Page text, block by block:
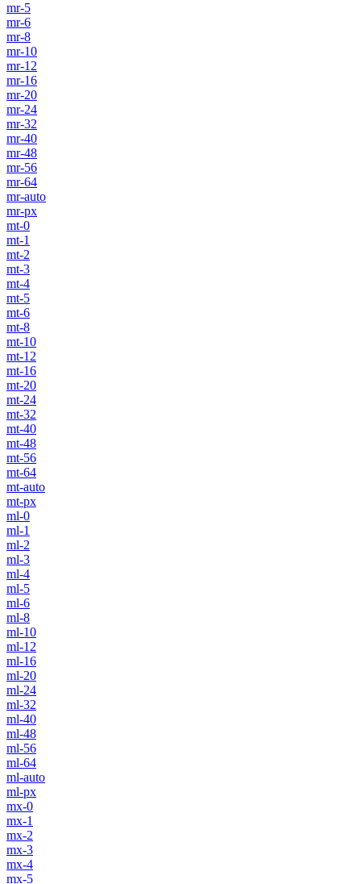
mr-5
mr-6
mr-8
mr-10
mr-12
mr-16
mr-20
mr-24
mr-32
mr-40
mr-48
mr-56
mr-64
mr-auto
mr-px
mt-0
mt-1
mt-2
mt-3
mt-4
mt-5
mt-6
mt-8
mt-10
mt-12
mt-16
mt-20
mt-24
mt-32
mt-40
mt-48
mt-56
mt-64
mt-auto
mt-px
ml-0
ml-1
ml-2
ml-3
ml-4
ml-5
ml-6
ml-8
ml-10
ml-12
ml-16
ml-20
ml-24
ml-32
ml-40
ml-48
ml-56
ml-64
ml-auto
ml-px
mx-0
mx-1
mx-2
mx-3
mx-4
mx-5